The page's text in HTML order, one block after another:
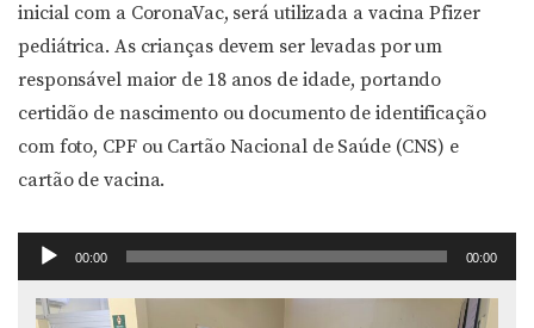
inicial com a CoronaVac, será utilizada a vacina Pfizer
pediátrica. As crianças devem ser levadas por um
responsável maior de 18 anos de idade, portando
certidão de nascimento ou documento de identificação
com foto, CPF ou Cartão Nacional de Saúde (CNS) e
cartão de vacina.
Tocador
de
áudio
00:00 00:00